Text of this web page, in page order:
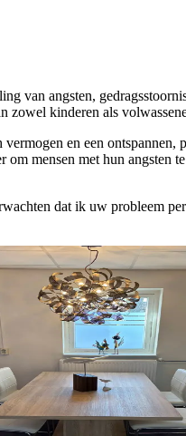
van angsten,
zowel kinderen als
en een
mensen met hun angsten
dat ik uw probleem